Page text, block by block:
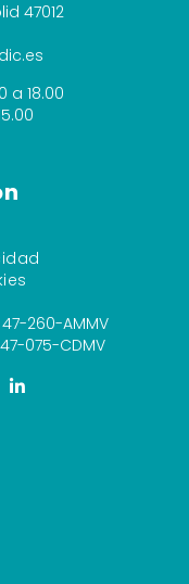
47012
a 18.00
260-AMMV
075-CDMV